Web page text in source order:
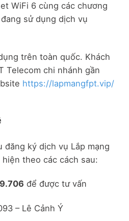
WiFi 6 cùng các chương
sử dụng dịch vụ
trên toàn quốc. Khách
Telecom chi nhánh gần
https://lapmangfpt.vip/
đăng ký dịch vụ Lắp mạng
theo các cách sau:
để được tư vấn
– Lê Cảnh Ý